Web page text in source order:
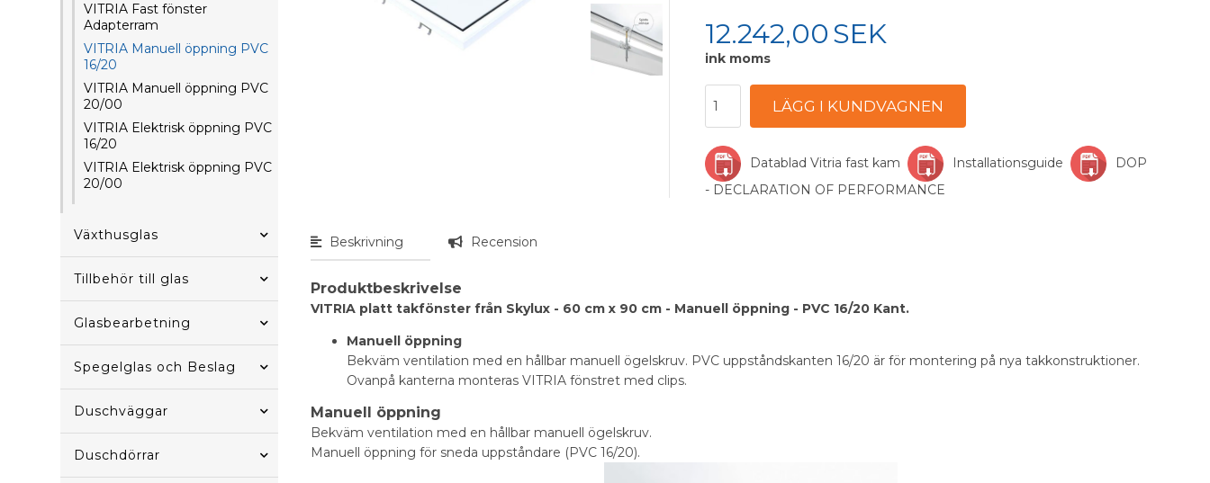
VITRIA Fast fönster
Adapterram
VITRIA Manuell öppning PVC
16/20
VITRIA Manuell öppning PVC
20/00
VITRIA Elektrisk öppning PVC
16/20
VITRIA Elektrisk öppning PVC
20/00
Växthusglas
Tillbehör till glas
Glasbearbetning
Spegelglas och Beslag
Duschväggar
Duschdörrar
12.242,00SEK
ink moms
Datablad Vitria fast kam Installationsguide
DOP
- DECLARATION OF PERFORMANCE
Beskrivning Recension
Produktbeskrivelse
VITRIA platt takfönster från Skylux - 60 cm x 90 cm - Manuell öppning - PVC 16/20 Kant.
Manuell öppning
Bekväm ventilation med en hållbar manuell ögelskruv. PVC uppståndskanten 16/20 är för montering på nya takkonstruktioner.
Ovanpå kanterna monteras VITRIA fönstret med clips.
Manuell öppning
Bekväm ventilation med en hållbar manuell ögelskruv.
Manuell öppning för sneda uppståndare (PVC 16/20).